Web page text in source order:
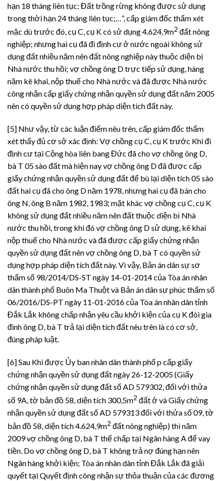
hạn 18 tháng liên tục; Đất trồng rừng không được sử dụng
trong thời hạn 24 tháng liên tục;…”, cấp giám đốc thẩm xét
mặc dù trước đó, cụ C, cụ K có sử dụng 4.624,9m2 đất nông
nghiệp; nhưng hai cụ đã đi định cư ở nước ngoài không sử
dụng đất nhiều năm nên đất nông nghiệp này thuộc diện bị
Nhà nước thu hồi; vợ chồng ông D trực tiếp sử dụng, hàng
năm kê khai, nộp thuế cho Nhà nước và đã được Nhà nước
công nhận cấp giấy chứng nhận quyền sử dụng đất năm 2005
nên có quyền sử dụng hợp pháp diện tích đất này.
[5] Như vậy, từ các luận điểm nêu trên, cấp giám đốc thẩm
xét thấy đủ cơ sở xác định: Vợ chồng cụ C, cụ K trước Khi đi
định cư tại Cộng hòa liên bang Đức đã cho vợ chồng ông D,
bà T 05 sào đất mà hiện nay vợ chồng ông D đã được cấp
giấy chứng nhận quyền sử dụng đất để bù lại diện tích 05 sào
đất hai cụ đã cho ông D năm 1978, nhưng hai cụ đã bán cho
ông N, ông B năm 1982, 1983; mặt khác vợ chồng cụ C, cụ K
không sử dụng đất nhiều năm nên đất thuộc diện bị Nhà
nước thu hồi, trong khi đó vợ chồng ông D sử dụng, kê khai
nộp thuế cho Nhà nước và đã được cấp giấy chứng nhận
quyền sử dụng đất nên vợ chồng ông D, bà T có quyền sử
dụng hợp pháp diện tích đất này. Vì vậy, Bản án dân sự sơ
thẩm số 98/2014/DS-ST ngày 14-01-2014 của Tòa án nhân
dân thành phố Buôn Ma Thuột và Bản án dân sự phúc thẩm số
06/2016/DS-PT ngày 11-01-2016 của Tòa án nhân dân tỉnh
Đắk Lắk không chấp nhận yêu cầu khởi kiện của cụ K đòi gia
đình ông D, bà T trả lại diện tích đất nêu trên là có cơ sở,
đúng pháp luật.
[6] Sau Khi được Ủy ban nhân dân thành phố p cấp giấy
chứng nhận quyền sử dụng đất ngày 26-12-2005 (Giấy
chứng nhận quyền sử dụng đất số AD 579302, đối với thửa
số 9A, tờ bản đồ 58, diện tích 300,5m2 đất ở và Giấy chứng
nhận quyền sử dụng đất số AD 579313 đối với thửa số 09, tờ
bản đồ 58, diện tích 4.624,9m2 đất nông nghiệp) thì năm
2009 vợ chồng ông D, bà T thế chấp tại Ngân hàng A để vay
tiền. Do vợ chồng ông D, bà T không trả nợ đúng hạn nên
Ngân hàng khởi kiện; Tòa án nhân dân tỉnh Đắk Lắk đã giải
quyết tại Quyết định công nhận sự thỏa thuận của các đương